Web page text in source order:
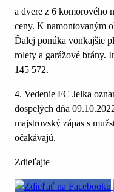
a dvere z 6 komorového
ceny. K namontovaným
Ďalej ponúka vonkajšie
rolety a garážové brány.
145 572.
4. Vedenie FC Jelka
dospelých dňa
majstrovský zápas s
očakávajú.
Zdieľajte